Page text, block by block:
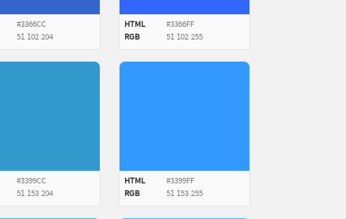
#3366CC
51 102 204
HTML
#3366FF
RGB
51 102 255
#3399CC
51 153 204
HTML
#3399FF
RGB
51 153 255